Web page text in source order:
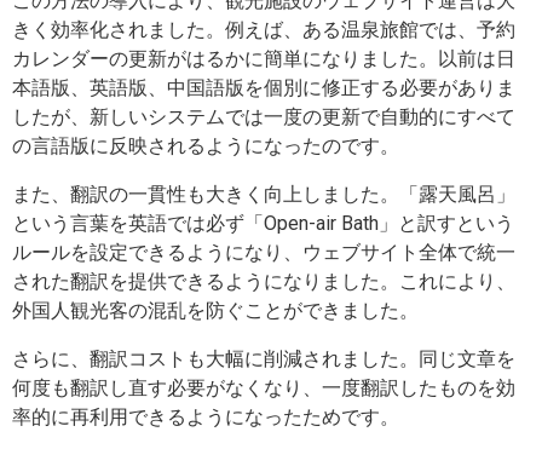
きく効率化されました。例えば、ある温泉旅館では、予約
カレンダーの更新がはるかに簡単になりました。以前は日
本語版、英語版、中国語版を個別に修正する必要がありま
したが、新しいシステムでは一度の更新で自動的にすべて
の言語版に反映されるようになったのです。
また、翻訳の一貫性も大きく向上しました。「露天風呂」
という言葉を英語では必ず「Open-air Bath」と訳すという
ルールを設定できるようになり、ウェブサイト全体で統一
された翻訳を提供できるようになりました。これにより、
外国人観光客の混乱を防ぐことができました。
さらに、翻訳コストも大幅に削減されました。同じ文章を
何度も翻訳し直す必要がなくなり、一度翻訳したものを効
率的に再利用できるようになったためです。